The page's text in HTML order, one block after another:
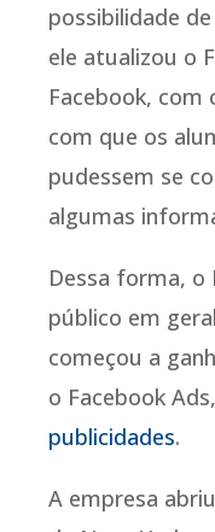
possibilidade
ele atualizou o
Facebook,
com que os
pudessem se
algumas
Dessa forma, o
público em
começou a
o Facebook
publicidades.
A empresa